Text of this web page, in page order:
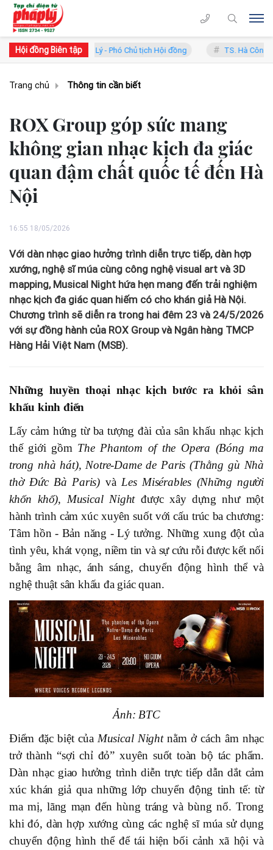
Hội đồng Biên tập
Trung Lý - Phó Chủ tịch Hội đồng TS. Hà Công Anh Bảo - Phó
Trang chủ Thông tin cần biết
ROX Group góp sức mang
không gian nhạc kịch đa giác
quan đậm chất quốc tế đến Hà
Nội
16:55 18/05/2026
Với dàn nhạc giao hưởng trình diễn trực tiếp, dàn hợp
xướng, nghệ sĩ múa cùng công nghệ visual art và 3D
mapping, Musical Night hứa hẹn mang đến trải nghiệm
nhạc kịch đa giác quan hiếm có cho khán giả Hà Nội.
Chương trình sẽ diễn ra trong hai đêm 23 và 24/5/2026
với sự đồng hành của ROX Group và Ngân hàng TMCP
Hàng Hải Việt Nam (MSB).
Những huyền thoại nhạc kịch bước ra khỏi sân
khấu kinh điển
Lấy cảm hứng từ ba tượng đài của sân khấu nhạc kịch
thế giới gồm The Phantom of the Opera (Bóng ma
trong nhà hát), Notre-Dame de Paris (Thằng gù Nhà
thờ Đức Bà Paris) và Les Misérables (Những người
khốn khổ), Musical Nightđược xây dựng như một
hành trình cảm xúc xuyên suốt với cấu trúc ba chương:
Tâm hồn - Bản năng - Lý tưởng. Những xung đột của
tình yêu, khát vọng, niềm tin và sự cứu rỗi được kết nối
bằng âm nhạc, ánh sáng, chuyển động hình thể và
nghệ thuật sân khấu đa giác quan.
Ảnh: BTC
Điểm đặc biệt của Musical Nightnằm ở cách âm nhạc
trở thành “sợi chỉ đỏ” xuyên suốt toàn bộ tác phẩm.
Dàn nhạc giao hưởng trình diễn trực tiếp dẫn dắt cảm
xúc khán giả qua những lớp chuyển động tinh tế: từ
ma mị, lãng mạn đến hùng tráng và bùng nổ. Trong
khi đó, dàn hợp xướng cùng các nghệ sĩ múa sử dụng
chuyển động hình thể để tái hiện bối cảnh xã hội và